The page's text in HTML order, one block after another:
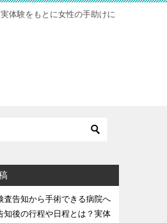
体験をもとに女性の手助けに
査告知から手術できる病院へ
知後の行程や日程とは？実体